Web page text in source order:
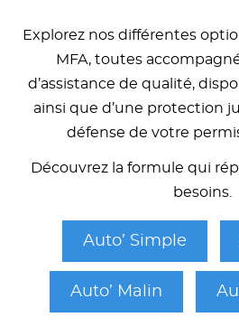
Explorez nos différentes
MFA, toutes
d’assistance de qualité,
ainsi que d’une protection
défense de votre
Découvrez la formule qui
besoins.
Auto’ Simple
Auto’ Malin